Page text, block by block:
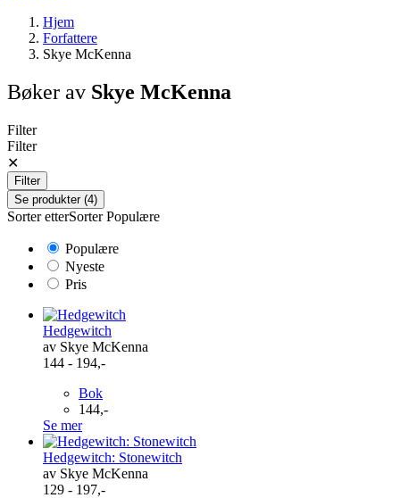
Hjem
Forfattere
Skye McKenna
Bøker av Skye McKenna
Filter
Filter
✕
Filter
Se produkter (4)
Sorter etterSorter Populære
Populære
Nyeste
Pris
Hedgewitch
av Skye McKenna
144 - 194,-
Bok
144,-
Se mer
Hedgewitch: Stonewitch
av Skye McKenna
129 - 197,-